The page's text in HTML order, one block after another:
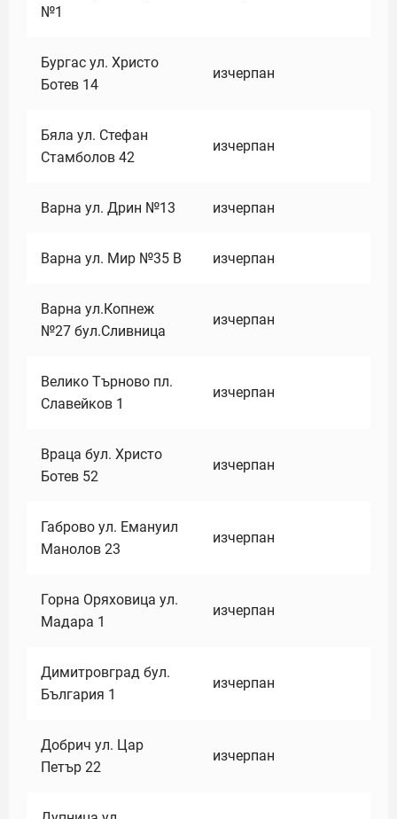
№1
Бургас ул. Христо
Ботев 14
изчерпан
Бяла ул. Стефан
Стамболов 42
изчерпан
Варна ул. Дрин №13 изчерпан
Варна ул. Мир №35 В изчерпан
Варна ул.Копнеж
№27 бул.Сливница
изчерпан
Велико Търново пл.
Славейков 1
изчерпан
Враца бул. Христо
Ботев 52
изчерпан
Габрово ул. Емануил
Манолов 23
изчерпан
Горна Оряховица ул.
Мадара 1
изчерпан
Димитровград бул.
България 1
изчерпан
Добрич ул. Цар
Петър 22
изчерпан